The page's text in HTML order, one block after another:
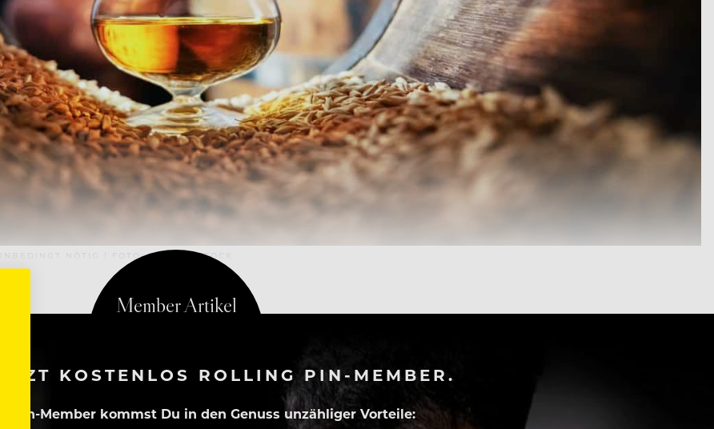
NÖTIG | FOTO: SHUTTERSTOCK
KOSTENLOS ROLLING PIN-MEMBER.
Pin-Member kommst Du in den Genuss unzähliger Vorteile: